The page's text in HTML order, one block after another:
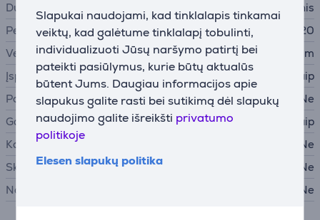
Slapukai naudojami, kad tinklalapis tinkamai
veiktų, kad galėtume tinklalapį tobulinti,
individualizuoti Jūsų naršymo patirtį bei
pateikti pasiūlymus, kurie būtų aktualūs
būtent Jums. Daugiau informacijos apie
slapukus galite rasti bei sutikimą dėl slapukų
naudojimo galite išreikšti privatumo
politikoje
Elesen slapukų politika
Duomenų perdavimas
Skaitmeninis
Perdavimo kanalai
120
Veikimo nuotolis
300 m
Įspėjimas apie užribį
Taip
Pokalbio su vaiku funkcija
Ne
Garsumo valdymas
Taip
Kamera
Ne
Skystųjų kristalų monitorius
Ne
Naktinio matymo funkcija
Ne